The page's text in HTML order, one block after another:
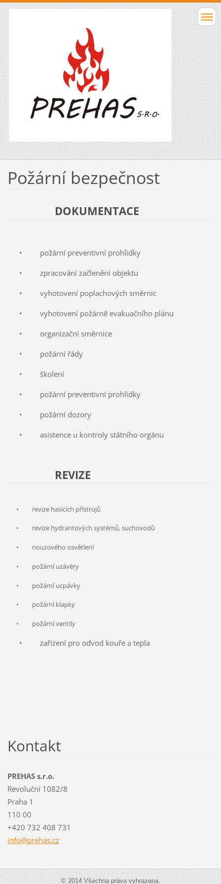
Požární bezpečnost
DOKUMENTACE
• požární preventivní prohlídky
• zpracování začlenění objektu
• vyhotovení poplachových směrnic
• vyhotovení požárně evakuačního plánu
• organizační směrnice
• požární řády
• školení
• požární preventivní prohlídky
• požární dozory
• asistence u kontroly státního orgánu
REVIZE
• revize hasicích přístrojů
• revize hydrantových systémů, suchovodů
• nouzového osvětlení
• požární uzávěry
• požární ucpávky
• požární klapky
• požární ventily
• zařízení pro odvod kouře a tepla
Kontakt
PREHAS s.r.o.
Revoluční 1082/8
Praha 1
110 00
+420 732 408 731
info@prehas.cz
© 2014 Všechna práva vyhrazena.